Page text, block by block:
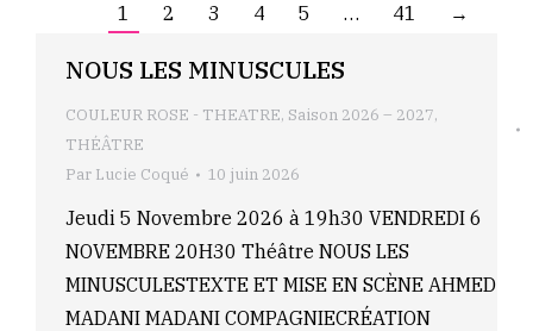
1 2 3 4 5 … 41 →
NOUS LES MINUSCULES
COULEUR ROSE - THEATRE, Saison 2026 – 2027,
THÉÂTRE
Par Lucie Coqué 10 juin 2026
Jeudi 5 Novembre 2026 à 19h30 VENDREDI 6
NOVEMBRE 20H30 Théâtre NOUS LES
MINUSCULESTEXTE ET MISE EN SCÈNE AHMED
MADANI MADANI COMPAGNIECRÉATION